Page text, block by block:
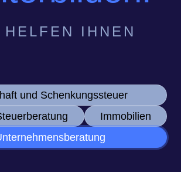
IHNEN
und Schenkungssteuer
Immobilien